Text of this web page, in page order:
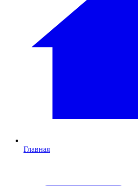
Главная